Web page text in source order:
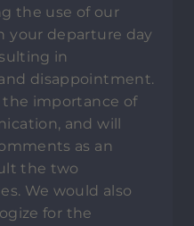
the use of our
your departure day
in
disappointment.
importance of
and will
as an
the two
We would also
for the